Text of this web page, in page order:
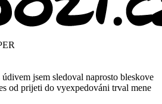
jsem sledoval naprosto bleskove
od prijeti do vyexpedováni trval mene